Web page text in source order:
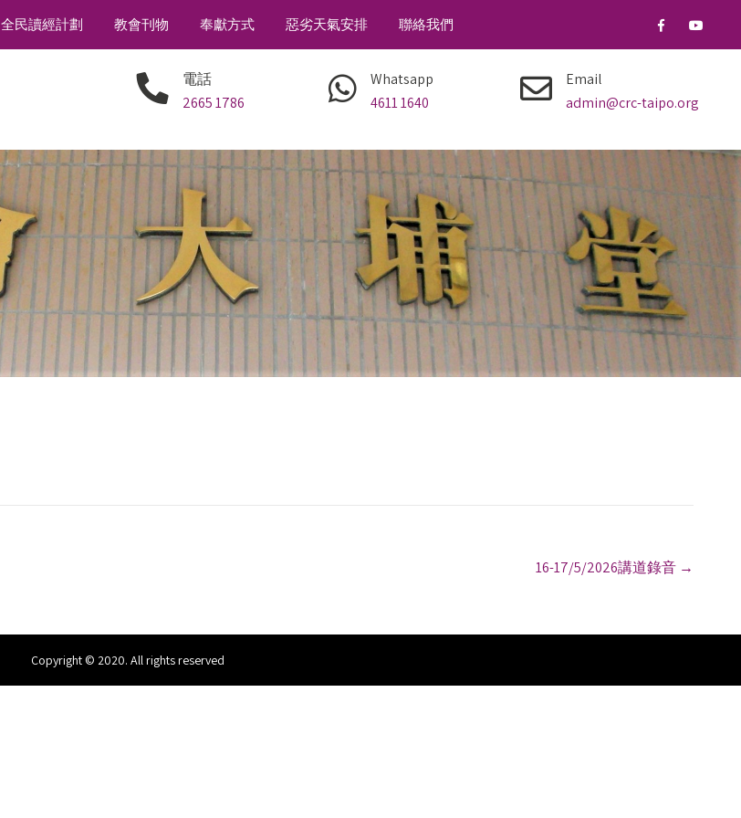
全民讀經計劃 教會刊物 奉獻方式 惡劣天氣安排 聯絡我們
電話
2665 1786
Whatsapp
4611 1640
Email
admin@crc-taipo.org
16-17/5/2026講道錄音 →
Copyright © 2020. All rights reserved